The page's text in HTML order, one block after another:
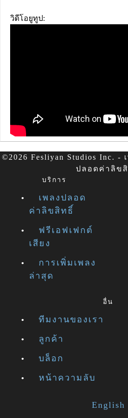
วิดีโอยูทูป:
©2026 Fesliyan Studios Inc. -
ปลอดค่าลิข
บริการ
เพลงปลอด
ค่าลิขสิทธิ์
ฟรีเอฟเฟกต์
เสียง
การเพิ่มเพลง
ล่าสุด
อื่น
ทีมงานของเรา
ลูกค้า
บล็อก
หน้าความลับ
English